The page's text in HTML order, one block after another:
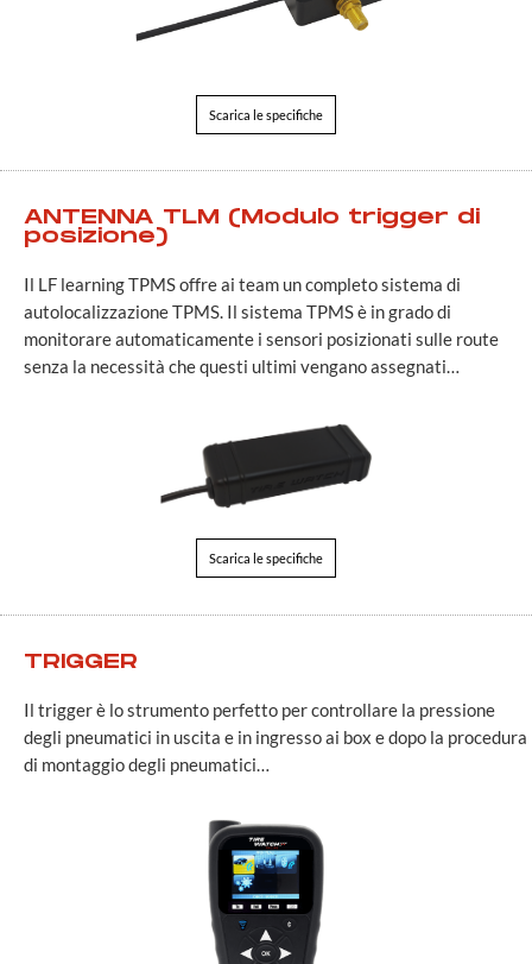
Scarica le specifiche
ANTENNA TLM (Modulo trigger di
posizione)
Il LF learning TPMS offre ai team un completo sistema di
autolocalizzazione TPMS. Il sistema TPMS è in grado di
monitorare automaticamente i sensori posizionati sulle route
senza la necessità che questi ultimi vengano assegnati…
Scarica le specifiche
TRIGGER
Il trigger è lo strumento perfetto per controllare la pressione
degli pneumatici in uscita e in ingresso ai box e dopo la procedura
di montaggio degli pneumatici…